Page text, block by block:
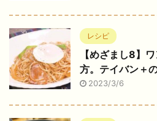
レシピ
【めざまし8】
方。テイバン＋
2023/3/6